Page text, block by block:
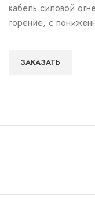
кабель силовой
горение, с
ЗАКАЗАТЬ